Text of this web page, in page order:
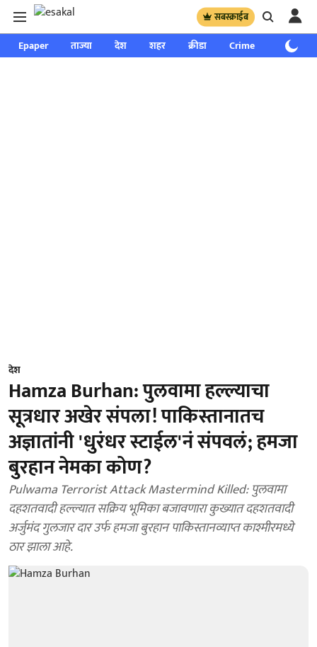
सबस्क्राईब
Epaper ताज्या देश शहर क्रीडा Crime साप्ताहिक
देश
Hamza Burhan: पुलवामा हल्ल्याचा
सूत्रधार अखेर संपला! पाकिस्तानातच
अज्ञातांनी 'धुरंधर स्टाईल'नं संपवलं; हमजा
बुरहान नेमका कोण?
Pulwama Terrorist Attack Mastermind Killed: पुलवामा
दहशतवादी हल्ल्यात सक्रिय भूमिका बजावणारा कुख्यात दहशतवादी
अर्जुमंद गुलजार दार उर्फ ​​हमजा बुरहान पाकिस्तानव्याप्त काश्मीरमध्ये
ठार झाला आहे.